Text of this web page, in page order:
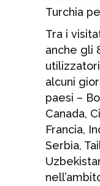
Turchia
Tra i
anche gli
alcuni
paesi –
Canada,
Francia,
Serbia,